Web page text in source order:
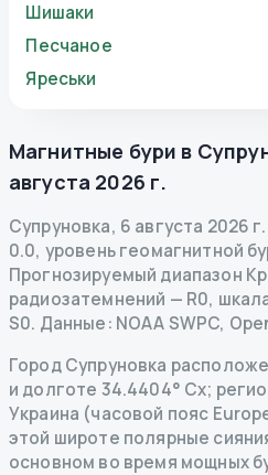
Шишаки
Песчаное
Яреськи
Магнитные бури в
августа 2026 г.
Супруновка, 6 августа 2026 г.
0.0, уровень геомагнитной
Прогнозируемый диапазон Kp
радиозатемнений — R0,
S0. Данные: NOAA SWPC,
Город Супруновка
и долготе 34.4404° Сх;
Украина (часовой пояс
этой широте полярные
основном во время мощных